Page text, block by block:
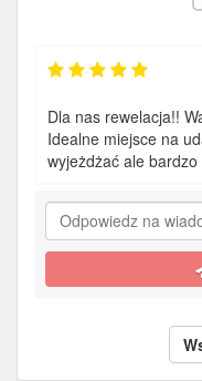
Dla nas rewelacja!!
Idealne miejsce na
wyjeżdżać ale